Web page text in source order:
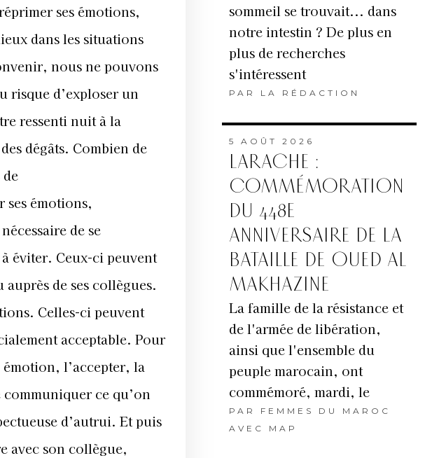
ses émotions,
dans les situations
nous ne pouvons
risque d’exploser un
ressenti nuit à la
dégâts. Combien de
ses émotions,
de se
éviter. Ceux-ci peuvent
de ses collègues.
Celles-ci peuvent
acceptable. Pour
l’accepter, la
ce qu’on
d’autrui. Et puis
avec son collègue,
sommeil se trouvait... dans
notre intestin ? De plus en
plus de recherches
s'intéressent
PAR LA RÉDACTION
5 AOÛT 2026
LARACHE :
COMMÉMORATION
DU 448E
ANNIVERSAIRE DE LA
BATAILLE DE OUED AL
MAKHAZINE
La famille de la résistance et
de l'armée de libération,
ainsi que l'ensemble du
peuple marocain, ont
commémoré, mardi, le
PAR FEMMES DU MAROC
AVEC MAP